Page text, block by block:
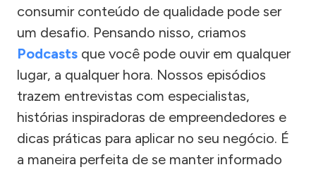
consumir conteúdo de qualidade pode ser
um desafio. Pensando nisso, criamos
Podcasts que você pode ouvir em qualquer
lugar, a qualquer hora. Nossos episódios
trazem entrevistas com especialistas,
histórias inspiradoras de empreendedores e
dicas práticas para aplicar no seu negócio. É
a maneira perfeita de se manter informado